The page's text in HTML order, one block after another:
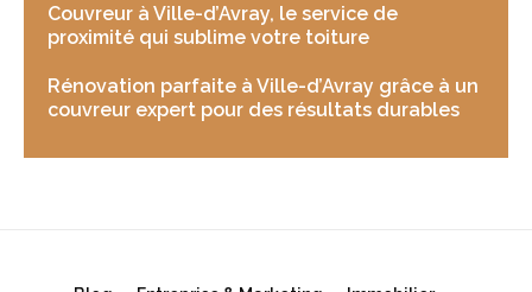
Couvreur à Ville-d’Avray, le service de
proximité qui sublime votre toiture
Rénovation parfaite à Ville-d’Avray grâce à un
couvreur expert pour des résultats durables